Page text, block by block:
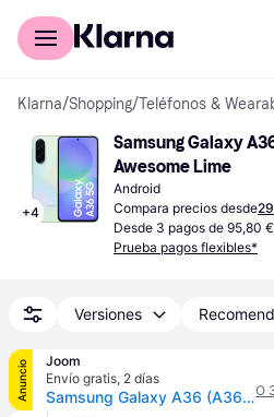
Comprar con Klarna
Klarna/Shopping/Teléfonos &
+4
Samsung Galaxy
Awesome Lime
Android
Compara precios desde
Desde 3 pagos de 95,80
Prueba pagos flexibles*
Versiones
Anuncio
Joom
Envío gratis, 2 días
Samsung Galaxy A36 (A366) Smartphone 5G Ds. 8/256Gb LimaO